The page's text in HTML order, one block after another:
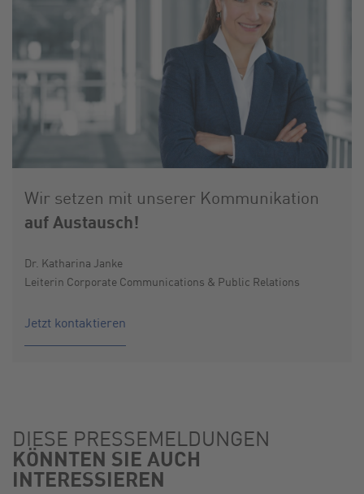
Wir setzen mit unserer Kommunikation
auf Austausch!
Dr. Katharina Janke
Leiterin Corporate Communications & Public Relations
Jetzt kontaktieren
DIESE PRESSEMELDUNGEN
KÖNNTEN SIE AUCH
INTERESSIEREN